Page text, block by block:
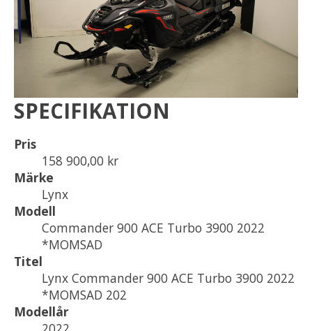
SPECIFIKATION
Pris
158 900,00 kr
Märke
Lynx
Modell
Commander 900 ACE Turbo 3900 2022
*MOMSAD
Titel
Lynx Commander 900 ACE Turbo 3900 2022
*MOMSAD 202
Modellår